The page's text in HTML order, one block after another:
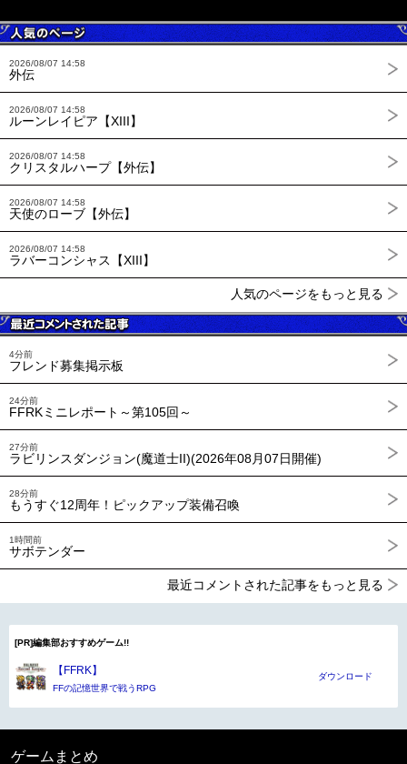
2026/08/07 14:58
外伝
2026/08/07 14:58
ルーンレイピア【XIII】
2026/08/07 14:58
クリスタルハープ【外伝】
2026/08/07 14:58
天使のローブ【外伝】
2026/08/07 14:58
ラバーコンシャス【XIII】
人気のページをもっと見る
4分前
フレンド募集掲示板
24分前
FFRKミニレポート～第105回～
27分前
ラビリンスダンジョン(魔道士II)(2026年08月07日開催)
28分前
もうすぐ12周年！ピックアップ装備召喚
1時間前
サボテンダー
最近コメントされた記事をもっと見る
[PR]編集部おすすめゲーム!!
【FFRK】
FFの記憶世界で戦うRPG
ダウンロード
ゲームまとめ